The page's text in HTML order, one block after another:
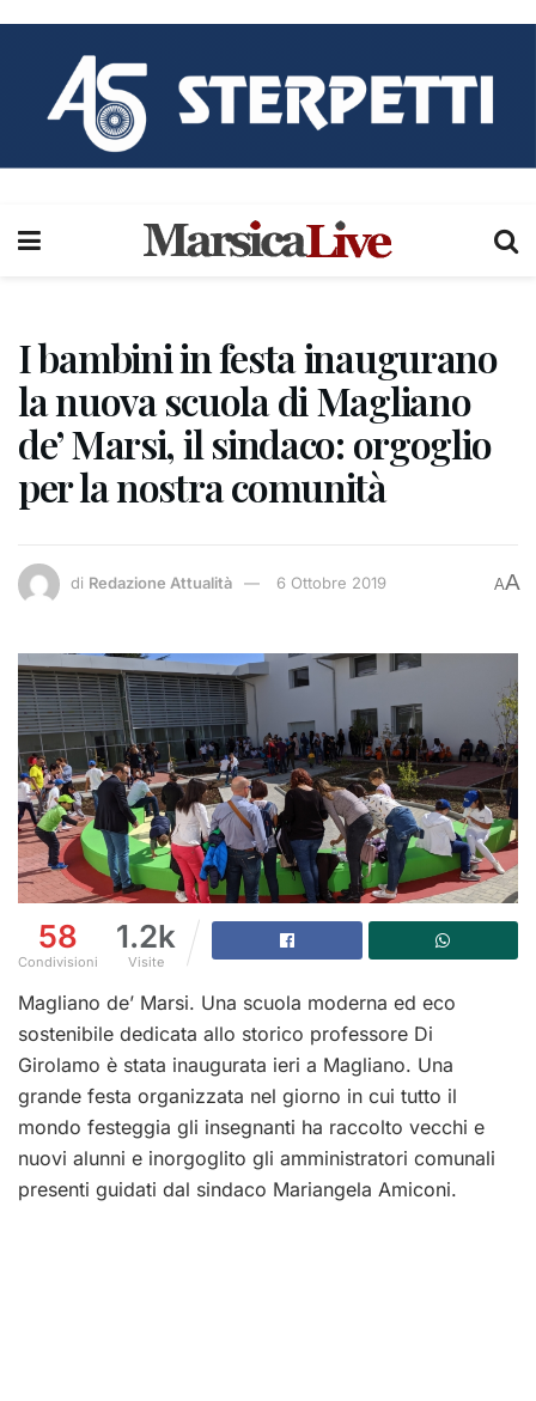
I bambini in festa inaugurano
la nuova scuola di Magliano
de’ Marsi, il sindaco: orgoglio
per la nostra comunità
di Redazione Attualità 6 Ottobre 2019 AA
58
Condivisioni
1.2k
Visite
Magliano de’ Marsi. Una scuola moderna ed eco
sostenibile dedicata allo storico professore Di
Girolamo è stata inaugurata ieri a Magliano. Una
grande festa organizzata nel giorno in cui tutto il
mondo festeggia gli insegnanti ha raccolto vecchi e
nuovi alunni e inorgoglito gli amministratori comunali
presenti guidati dal sindaco Mariangela Amiconi.